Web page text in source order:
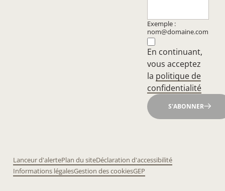
Exemple :
nom@domaine.com
En continuant,
vous acceptez
la politique de
confidentialité
S'ABONNER
Lanceur d'alertePlan du siteDéclaration d'accessibilité
Informations légalesGestion des cookiesGEP